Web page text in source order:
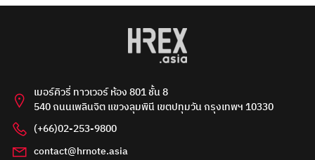
เมอร์คิวรี่ ทาวเวอร์ ห้อง 801 ชั้น 8
540 ถนนเพลินจิต แขวงลุมพินี เขตปทุมวัน กรุงเทพฯ 10330
(+66)02-253-9800
contact@hrnote.asia